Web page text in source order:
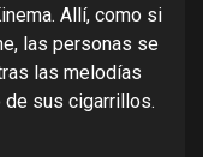
Allí, como si
las personas se
las melodías
de sus cigarrillos.